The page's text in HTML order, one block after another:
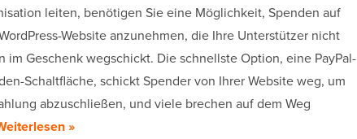
leiten, benötigen Sie eine Möglichkeit, Spenden auf
Website anzunehmen, die Ihre Unterstützer nicht
im Geschenk wegschickt. Die schnellste Option, eine PayPal-
Schaltfläche, schickt Spender von Ihrer Website weg, um
abzuschließen, und viele brechen auf dem Weg
»